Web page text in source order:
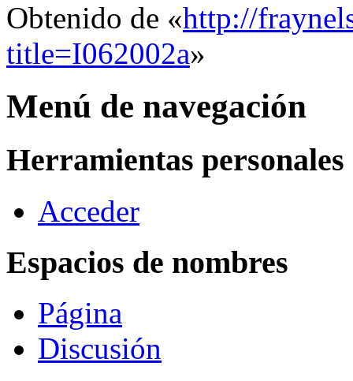
Obtenido de «http://
title=I062002a»
Menú de navegación
Herramientas personales
Acceder
Espacios de nombres
Página
Discusión